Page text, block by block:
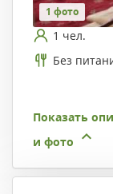
1 фото
1 чел.
Без
Показать
и фото